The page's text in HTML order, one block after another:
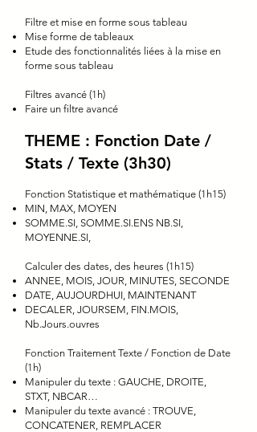
Filtre et mise en forme sous tableau
Mise forme de tableaux
Etude des fonctionnalités liées à la mise en
forme sous tableau
Filtres avancé (1h)
Faire un filtre avancé
THEME : Fonction Date /
Stats / Texte (3h30)
Fonction Statistique et mathématique (1h15)
MIN, MAX, MOYEN
SOMME.SI, SOMME.SI.ENS NB.SI,
MOYENNE.SI,
Calculer des dates, des heures (1h15)
ANNEE, MOIS, JOUR, MINUTES, SECONDE
DATE, AUJOURDHUI, MAINTENANT
DECALER, JOURSEM, FIN.MOIS,
Nb.Jours.ouvres
Fonction Traitement Texte / Fonction de Date
(1h)
Manipuler du texte : GAUCHE, DROITE,
STXT, NBCAR…
Manipuler du texte avancé : TROUVE,
CONCATENER, REMPLACER